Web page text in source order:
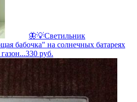
🦋💡Светильник
бабочка" на солнечных батареях
330 руб.